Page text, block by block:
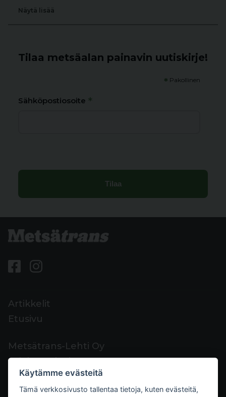
Näytä lisää
Tilaa metsäalan painavin uutiskirje!
* Pakollinen
Sähköpostiosoite *
Artikkelit
Etusivu
Metsätrans-Lehti Oy
Asiakaspalvelu
Yhteystiedot
Palaute
Käytämme evästeitä
Tämä verkkosivusto tallentaa tietoja, kuten evästeitä,